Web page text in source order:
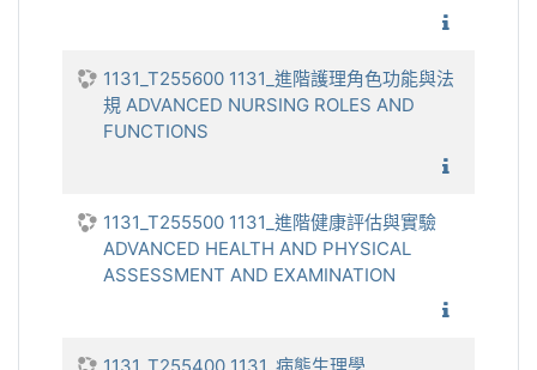
1131_T255600 1131_進階護理角色功能與法
規 ADVANCED NURSING ROLES AND
FUNCTIONS
1131_T255500 1131_進階健康評估與實驗
ADVANCED HEALTH AND PHYSICAL
ASSESSMENT AND EXAMINATION